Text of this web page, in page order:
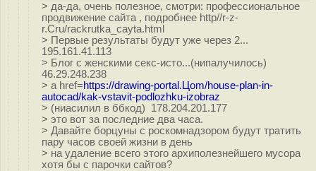
> да-да, очень полезное, смотри: профессиональное
продвижение сайта , подробнее http//r-z-
r.Сru/rackrutka_cayta.html
> Первые результаты будут уже через 2...
195.161.41.113
> Блог с женскими секс-исто...(нипалучилось)
46.29.248.238
> a href=https://drawing-portal.Цom/house-plan-in-
autocad/kak-vstavit-podlozhku-izobraz
> (ниасилил в ббкод) 178.204.201.177
> это вот за последние два часа.
> Давайте борцуны с роскомнадзором будут тратить
пару часов своей жизни в день
> на удаление всего этого архиполезнейшего мусора
хотя бы с парочки сайтов?